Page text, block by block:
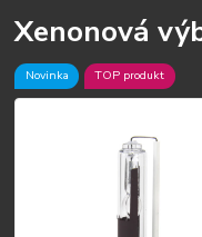
Xenonová
Novinka TOP produkt